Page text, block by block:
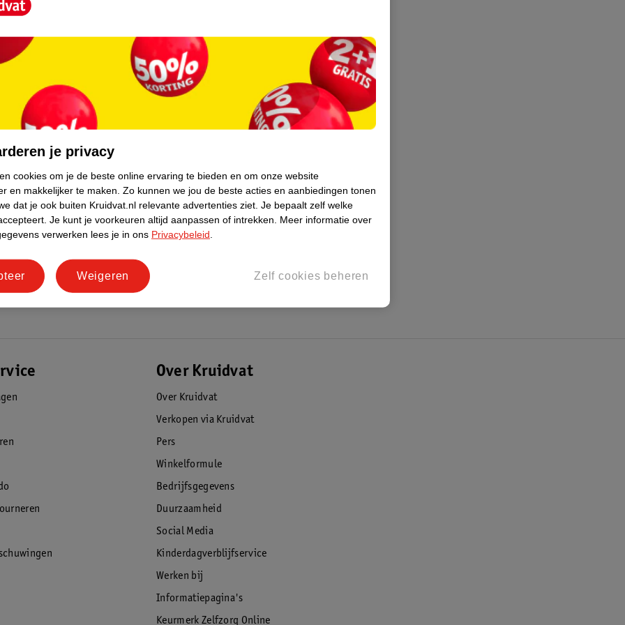
19140)
Over Kruidvat
Over Kruidvat
Verkopen via Kruidvat
Pers
Winkelformule
Bedrijfsgegevens
Duurzaamheid
Social Media
Kinderdagverblijfservice
Werken bij
Informatiepagina's
Keurmerk Zelfzorg Online
je privacy
cookies om je de beste online ervaring te bieden en om onze website
en makkelijker te maken. Zo kunnen we jou de beste acties en aanbiedingen tonen
dat je ook buiten Kruidvat.nl relevante advertenties ziet. Je bepaalt zelf welke
Je kunt je voorkeuren altijd aanpassen of intrekken.
Meer informatie over
verwerken lees je in ons Privacybeleid
Zelf cookies beheren
Weigeren